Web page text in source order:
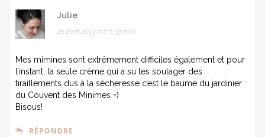
Julie
25 avril 2013 à 8 h 35 min
Mes mimines sont extrêmement difficiles également et pour
l’instant, la seule crème qui a su les soulager des
tiraillements dus à la sécheresse c’est le baume du jardinier
du Couvent des Minimes =)
Bisous!
RÉPONDRE